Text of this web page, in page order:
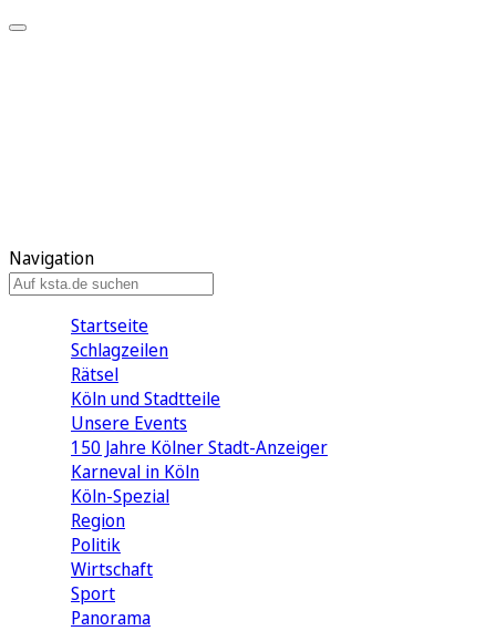
Navigation
Startseite
Schlagzeilen
Rätsel
Köln und Stadtteile
Unsere Events
150 Jahre Kölner Stadt-Anzeiger
Karneval in Köln
Köln-Spezial
Region
Politik
Wirtschaft
Sport
Panorama